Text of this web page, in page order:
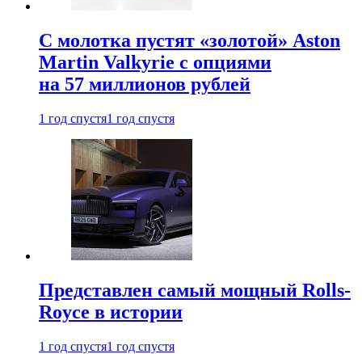
С молотка пустят «золотой» Aston
Martin Valkyrie с опциями
на 57 миллионов рублей
1 год спустя1 год спустя
Представлен самый мощный Rolls-
Royce в истории
1 год спустя1 год спустя